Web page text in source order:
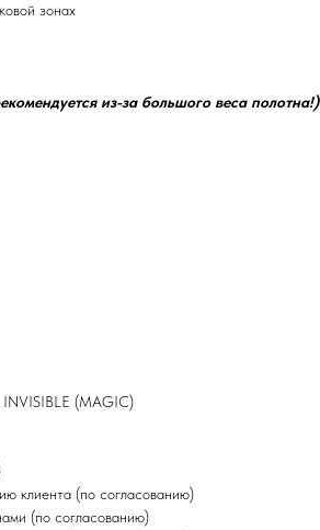
зонах
из-за большого веса полотна!)
INVISIBLE (MAGIC)
клиента (по согласованию)
(по согласованию)